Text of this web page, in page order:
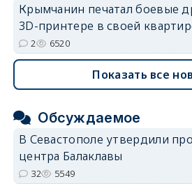
Крымчанин печатал боевые
3D-принтере в своей
2 6520
Показать все
Обсуждаемое
В Севастополе утвердили
центра Балаклавы
32 5549